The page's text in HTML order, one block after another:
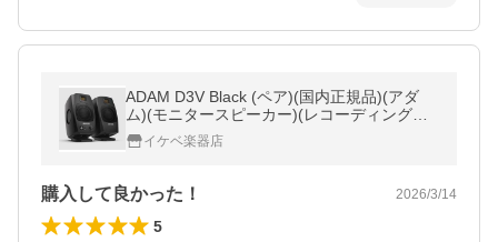
ADAM D3V Black (ペア)(国内正規品)(アダ
ム)(モニタースピーカー)(レコーディング・D
TM)(デスクトップ・モニタースピーカー)
イケベ楽器店
購入して良かった！ 2026/3/14
5